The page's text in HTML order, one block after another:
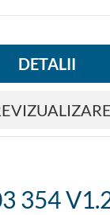
DETALII
354